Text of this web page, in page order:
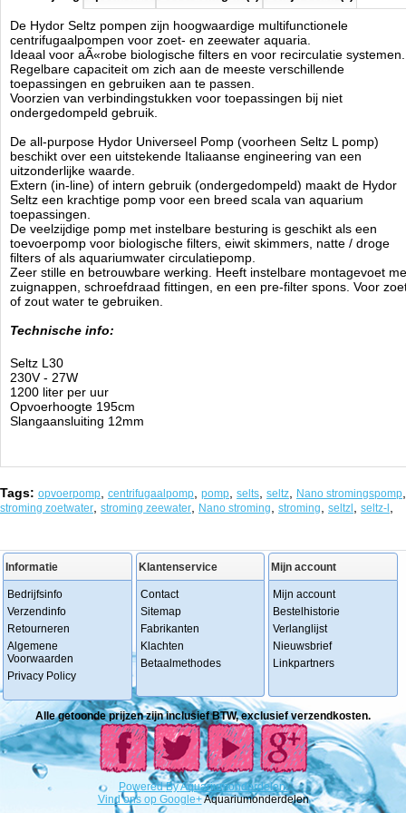
De Hydor Seltz pompen zijn hoogwaardige multifunctionele
centrifugaalpompen voor zoet- en zeewater aquaria.
Ideaal voor aÃ«robe biologische filters en voor recirculatie
Regelbare capaciteit om zich aan de meeste verschillende
toepassingen en gebruiken aan te passen.
Voorzien van verbindingstukken voor toepassingen bij niet
ondergedompeld gebruik.
De all-purpose Hydor Universeel Pomp (voorheen Seltz L pomp)
beschikt over een uitstekende Italiaanse engineering van een
uitzonderlijke waarde.
Extern (in-line) of intern gebruik (ondergedompeld) maakt de Hydor
Seltz een krachtige pomp voor een breed scala van aquarium
toepassingen.
De veelzijdige pomp met instelbare besturing is geschikt als een
toevoerpomp voor biologische filters, eiwit skimmers, natte / droge
filters of als aquariumwater circulatiepomp.
Zeer stille en betrouwbare werking. Heeft instelbare montagevoet
zuignappen, schroefdraad fittingen, en een pre-filter spons. Voor
of zout water te gebruiken.
Technische info:
Seltz L30
230V - 27W
1200 liter per uur
Opvoerhoogte 195cm
Slangaansluiting 12mm
Tags: opvoerpomp centrifugaalpomp pomp selts seltz Nano stromingspomp
stroming zoetwater stroming zeewater Nano stroming stroming seltzl seltz-l
Informatie
Bedrijfsinfo
Verzendinfo
Retourneren
Algemene
Voorwaarden
Privacy Policy
Klantenservice
Contact
Sitemap
Fabrikanten
Klachten
Betaalmethodes
Mijn account
Mijn account
Bestelhistorie
Verlanglijst
Nieuwsbrief
Linkpartners
Alle getoonde prijzen zijn inclusief BTW, exclusief verzendkosten.
PoweredByAquariumonderdelen.
Vind ons op Google+Aquariumonderdelen